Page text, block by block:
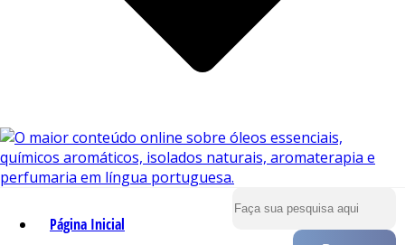
Página Inicial